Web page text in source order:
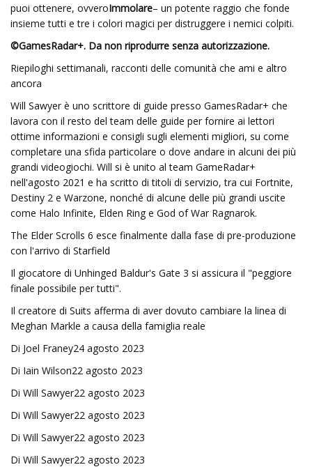
puoi ottenere, ovveroImmolare– un potente raggio che fonde
insieme tutti e tre i colori magici per distruggere i nemici colpiti.
©GamesRadar+. Da non riprodurre senza autorizzazione.
Riepiloghi settimanali, racconti delle comunità che ami e altro
ancora
Will Sawyer è uno scrittore di guide presso GamesRadar+ che
lavora con il resto del team delle guide per fornire ai lettori
ottime informazioni e consigli sugli elementi migliori, su come
completare una sfida particolare o dove andare in alcuni dei più
grandi videogiochi. Will si è unito al team GameRadar+
nell'agosto 2021 e ha scritto di titoli di servizio, tra cui Fortnite,
Destiny 2 e Warzone, nonché di alcune delle più grandi uscite
come Halo Infinite, Elden Ring e God of War Ragnarok.
The Elder Scrolls 6 esce finalmente dalla fase di pre-produzione
con l'arrivo di Starfield
Il giocatore di Unhinged Baldur's Gate 3 si assicura il "peggiore
finale possibile per tutti".
Il creatore di Suits afferma di aver dovuto cambiare la linea di
Meghan Markle a causa della famiglia reale
Di Joel Franey24 agosto 2023
Di Iain Wilson22 agosto 2023
Di Will Sawyer22 agosto 2023
Di Will Sawyer22 agosto 2023
Di Will Sawyer22 agosto 2023
Di Will Sawyer22 agosto 2023